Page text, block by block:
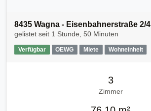
8435 Wagna - Eisenbahnerstraße 2/4
gelistet seit 1 Stunde, 50 Minuten
Verfügbar OEWG Miete Wohneinheit
3
Zimmer